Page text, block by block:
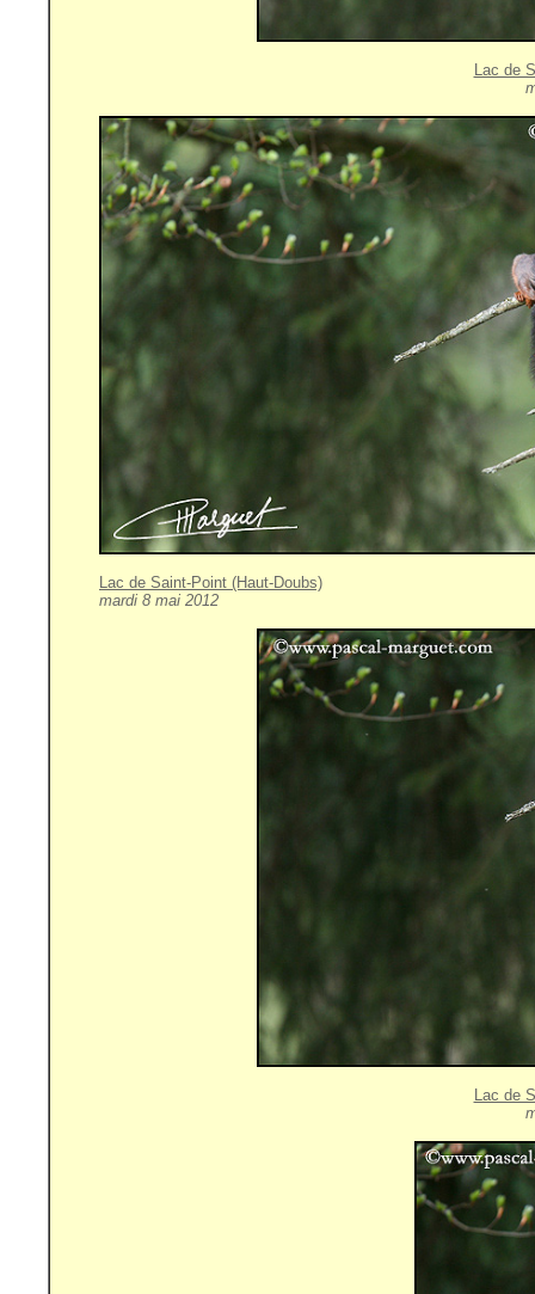
Lac de
Lac de Saint-Point (Haut-Doubs)
mardi 8 mai 2012
Lac de